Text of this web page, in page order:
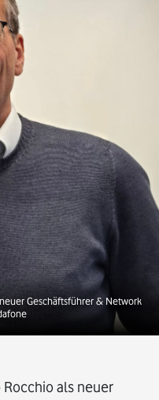
Geschäftsführer & Network
Rocchio als neuer